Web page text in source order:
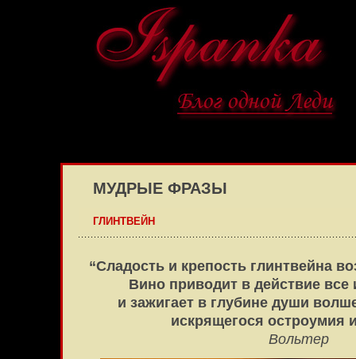
МУДРЫЕ ФРАЗЫ
ГЛИНТВЕЙН
“Сладость и крепость глинтвейна
Вино приводит в действие все
и зажигает в глубине души
искрящегося остроумия
Вольтер